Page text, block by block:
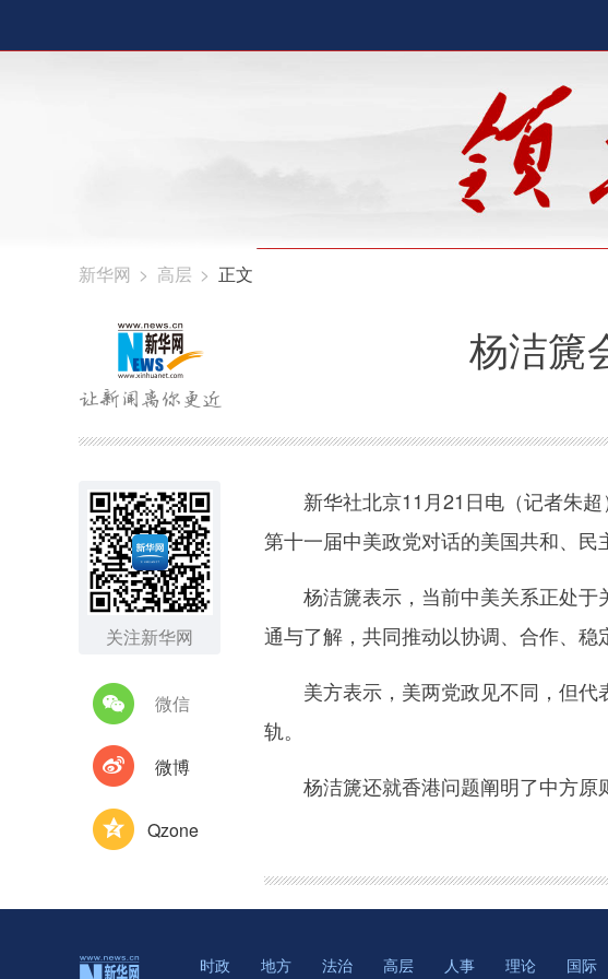
新华网 > 高层 > 正文
杨洁篪
关注新华网
微信
微博
Qzone
新华社北京11月21日电（记者朱超
第十一届中美政党对话的美国共和、民
杨洁篪表示，当前中美关系正处于
通与了解，共同推动以协调、合作、稳
美方表示，美两党政见不同，但代
轨。
杨洁篪还就香港问题阐明了中方原
时政 地方 法治 高层 人事 理论 国际